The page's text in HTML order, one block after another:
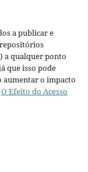
a publicar e
a qualquer ponto
que isso pode
aumentar o impacto
O Efeito do Acesso